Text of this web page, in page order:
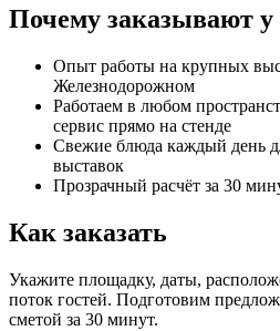
Почему заказывают
Опыт работы на крупных
Железнодорожном
Работаем в любом
сервис прямо на стенде
Свежие блюда каждый день
выставок
Прозрачный расчёт за 30
Как заказать
Укажите площадку, даты,
поток гостей. Подготовим
сметой за 30 минут.